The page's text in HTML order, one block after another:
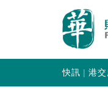
快訊 港